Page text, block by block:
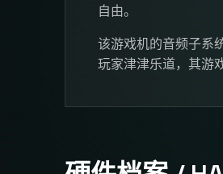
自由。
该游戏机的音频子系
玩家津津乐道，其游